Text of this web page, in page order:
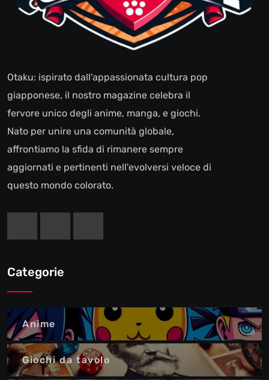
Otaku: ispirato dall'appassionata cultura pop
giapponese, il nostro magazine celebra il
fervore unico degli anime, manga, e giochi.
Nato per unire una comunità globale,
affrontiamo la sfida di rimanere sempre
aggiornati e pertinenti nell'evolversi veloce di
questo mondo colorato.
Categorie
Anime
Giochi da tavolo